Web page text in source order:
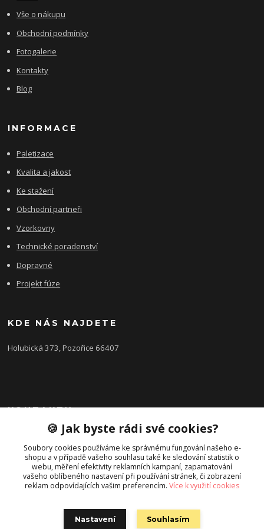
Vše o nákupu
Obchodní podmínky
Fotogalerie
Kontakty
Blog
INFORMACE
Paletizace
Kvalita a jakost
Ke stažení
Obchodní partneři
Vzorkovny
Technické poradenství
Dopravné
Projekt fúze
KDE NÁS NAJDETE
Holubická 373, Pozořice 66407
KONTAKTY
Zákaznická podpora FEROBET s.r.o.
+420 602 516 225
(Letní období Po-Pá, 7:00-16:00hod.)
pozorice@ferobet.cz
🍪 Jak byste rádi své cookies?
Soubory cookies používáme ke správnému fungování našeho e-
shopu a v případě vašeho souhlasu také ke sledování statistik o
webu, měření efektivity reklamních kampaní, zapamatování
vašeho oblíbeného nastavení při používání stránek, či zobrazení
reklam odpovídajících vašim preferencím. Více k využití cookies
Nastavení Souhlasím